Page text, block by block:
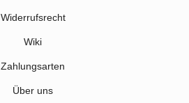
Widerrufsrecht
Wiki
Zahlungsarten
Über uns